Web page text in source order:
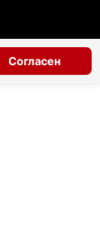
Согласен